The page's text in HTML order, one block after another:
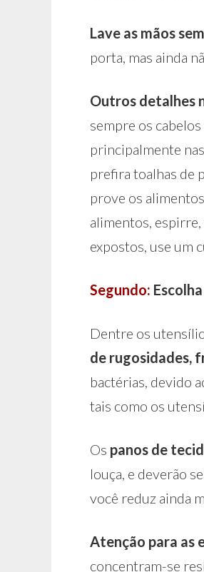
Lave as mãos
porta, mas ainda
Outros detalhes
sempre os
principalmente
prefira toalhas de
prove os
alimentos,
expostos, use um
Segundo:
Dentre os
de rugosidades,
bactérias, devido
tais como os
Os panos de
louça, e deverão
você reduz ainda
Atenção para as
concentram-se